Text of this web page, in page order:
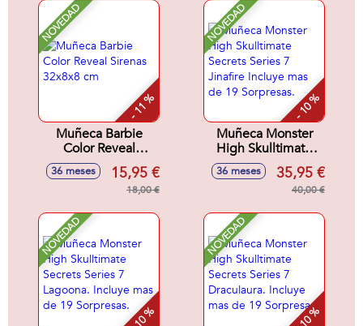
NOVEDAD
- 11 %
Muñeca Barbie
Color Reveal
Sirenas 32x8x8 cm
36 meses 15,95 €
18,00 €
NOVEDAD
- 10 %
Muñeca Monster
High Skulltimate
Secrets Series 7
Jinafire Incluye mas
de 19 Sorpresas.
36 meses 35,95 €
40,00 €
NOVEDAD NOVEDAD